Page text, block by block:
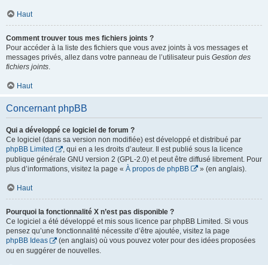
Haut
Comment trouver tous mes fichiers joints ?
Pour accéder à la liste des fichiers que vous avez joints à vos messages et
messages privés, allez dans votre panneau de l’utilisateur puis Gestion des
fichiers joints.
Haut
Concernant phpBB
Qui a développé ce logiciel de forum ?
Ce logiciel (dans sa version non modifiée) est développé et distribué par
phpBB Limited
, qui en a les droits d’auteur. Il est publié sous la licence
publique générale GNU version 2 (GPL-2.0) et peut être diffusé librement. Pour
plus d’informations, visitez la page « À propos de phpBB » (en anglais).
Haut
Pourquoi la fonctionnalité X n’est pas disponible ?
Ce logiciel a été développé et mis sous licence par phpBB Limited. Si vous
pensez qu’une fonctionnalité nécessite d’être ajoutée, visitez la page
phpBB Ideas
(en anglais) où vous pouvez voter pour des idées proposées
ou en suggérer de nouvelles.